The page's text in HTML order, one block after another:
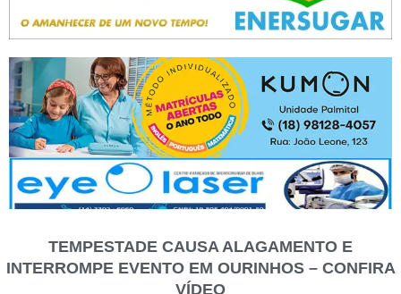
TEMPESTADE CAUSA ALAGAMENTO E
INTERROMPE EVENTO EM OURINHOS – CONFIRA
VÍDEO